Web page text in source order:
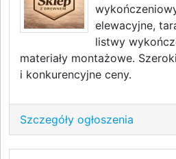
elewacyjne,
listwy
materiały montażowe.
i konkurencyjne ceny.
Szczegóły ogłoszenia